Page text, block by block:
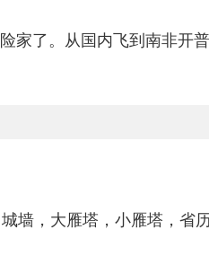
家了。从国内飞到南非开
墙，大雁塔，小雁塔，省